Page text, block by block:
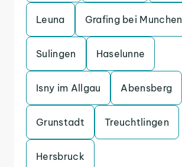
Leuna Grafing bei Munchen
Sulingen Haselunne
Isny im Allgau Abensberg
Grunstadt Treuchtlingen
Hersbruck